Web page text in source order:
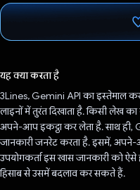
यह क्या करता है
3Lines, Gemini API का इस्तेमाल
लाइनों में तुरंत दिखाता है. किसी लेख
अपने-आप इकट्ठा कर लेता है. साथ
जानकारी जनरेट करता है. इसमें,
उपयोगकर्ता इस खास जानकारी को
हिसाब से उसमें बदलाव कर सकते हैं.